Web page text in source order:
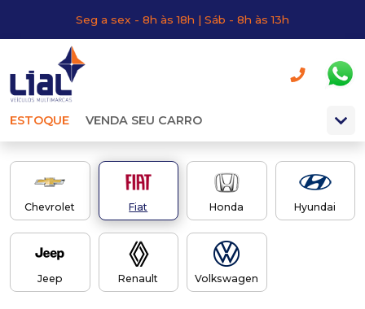
Seg a sex - 8h às 18h | Sáb - 8h às 13h
ESTOQUE VENDA SEU CARRO
Chevrolet Fiat Honda Hyundai
Jeep Renault Volkswagen